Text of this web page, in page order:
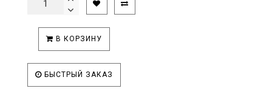
В КОРЗИНУ
БЫСТРЫЙ ЗАКАЗ